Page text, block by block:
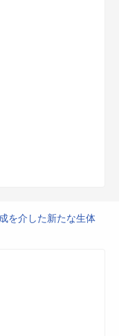
を介した新たな生体